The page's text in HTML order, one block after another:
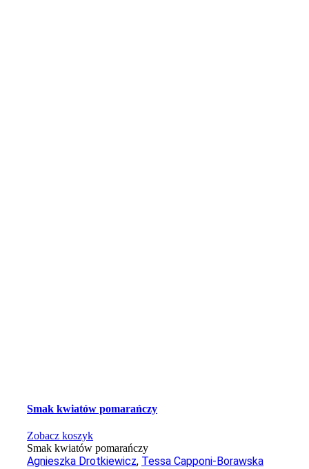
Smak kwiatów pomarańczy
Zobacz koszyk
Smak kwiatów pomarańczy
Agnieszka Drotkiewicz, Tessa Capponi-Borawska